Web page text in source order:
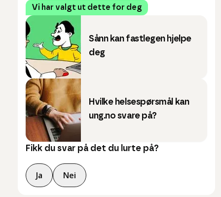
Vi har valgt ut dette for deg
Sånn kan fastlegen hjelpe
deg
Hvilke helsespørsmål kan
ung.no svare på?
Fikk du svar på det du lurte på?
Ja Nei